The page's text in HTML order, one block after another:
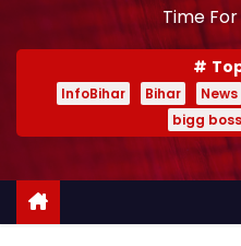
Time
InfoBihar Bihar News
bigg boss